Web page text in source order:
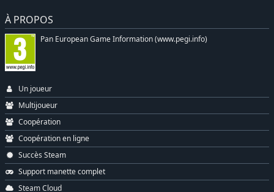
À PROPOS
Pan European Game Information (www.pegi.info)
Un joueur
Multijoueur
Coopération
Coopération en ligne
Succès Steam
Support manette complet
Steam Cloud